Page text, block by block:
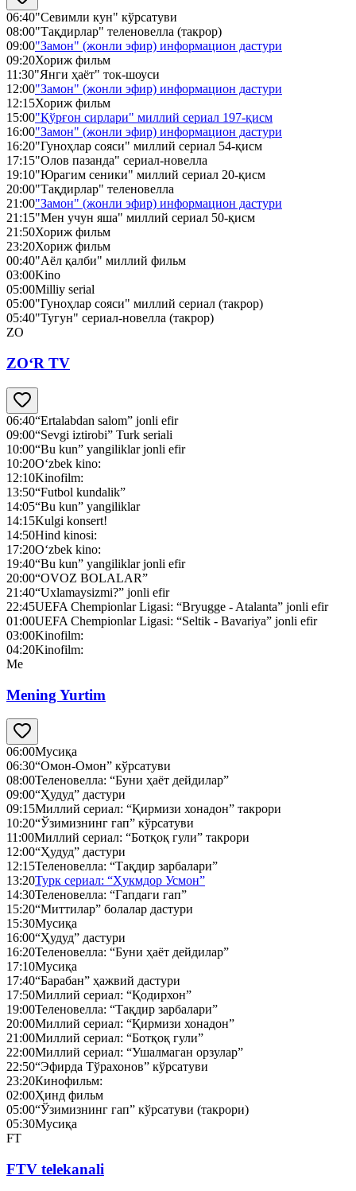
06:40"Севимли кун" кўрсатуви
08:00"Тақдирлар" теленовелла (такрор)
09:00"Замон" (жонли эфир) информацион дастури
09:20Хориж фильм
11:30"Янги ҳаёт" ток-шоуси
12:00"Замон" (жонли эфир) информацион дастури
12:15Хориж фильм
15:00"Қўрғон сирлари" миллий сериал 197-қисм
16:00"Замон" (жонли эфир) информацион дастури
16:20"Гуноҳлар сояси" миллий сериал 54-қисм
17:15"Олов пазанда" сериал-новелла
19:10"Юрагим сеники" миллий сериал 20-қисм
20:00"Тақдирлар" теленовелла
21:00"Замон" (жонли эфир) информацион дастури
21:15"Мен учун яша" миллий сериал 50-қисм
21:50Хориж фильм
23:20Хориж фильм
00:40"Аёл қалби" миллий фильм
03:00Kino
05:00Milliy serial
05:00"Гуноҳлар сояси" миллий сериал (такрор)
05:40"Тугун" сериал-новелла (такрор)
ZO
ZO‘R TV
06:40“Ertalabdan salom” jonli efir
09:00“Sevgi iztirobi” Turk seriali
10:00“Bu kun” yangiliklar jonli efir
10:20O‘zbek kino:
12:10Kinofilm:
13:50“Futbol kundalik”
14:05“Bu kun” yangiliklar
14:15Kulgi konsert!
14:50Hind kinosi:
17:20O‘zbek kino:
19:40“Bu kun” yangiliklar jonli efir
20:00“OVOZ BOLALAR”
21:40“Uxlamaysizmi?” jonli efir
22:45UEFA Chempionlar Ligasi: “Bryugge - Atalanta” jonli efir
01:00UEFA Chempionlar Ligasi: “Seltik - Bavariya” jonli efir
03:00Kinofilm:
04:20Kinofilm:
Me
Mening Yurtim
06:00Мусиқа
06:30“Омон-Омон” кўрсатуви
08:00Теленовелла: “Буни ҳаёт дейдилар”
09:00“Ҳудуд” дастури
09:15Миллий сериал: “Қирмизи хонадон” такрори
10:20“Ўзимизнинг гап” кўрсатуви
11:00Миллий сериал: “Ботқоқ гули” такрори
12:00“Ҳудуд” дастури
12:15Теленовелла: “Тақдир зарбалари”
13:20Турк сериал: “Ҳукмдор Усмон”
14:30Теленовелла: “Гапдаги гап”
15:20“Миттилар” болалар дастури
15:30Мусиқа
16:00“Ҳудуд” дастури
16:20Теленовелла: “Буни ҳаёт дейдилар”
17:10Мусиқа
17:40“Барабан” ҳажвий дастури
17:50Миллий сериал: “Қодирхон”
19:00Теленовелла: “Тақдир зарбалари”
20:00Миллий сериал: “Қирмизи хонадон”
21:00Миллий сериал: “Ботқоқ гули”
22:00Миллий сериал: “Ушалмаган орзулар”
22:50“Эфирда Тўрахонов” кўрсатуви
23:20Кинофильм:
02:00Ҳинд фильм
05:00“Ўзимизнинг гап” кўрсатуви (такрори)
05:30Мусиқа
FT
FTV telekanali